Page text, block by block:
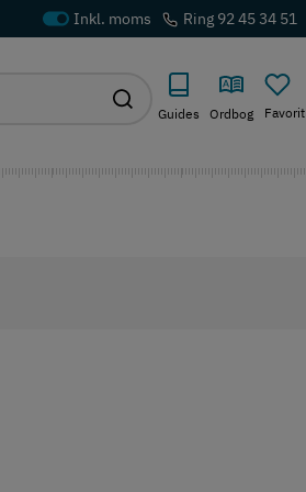
Ring 92 45 34 51
Guides Ordbog Favorit